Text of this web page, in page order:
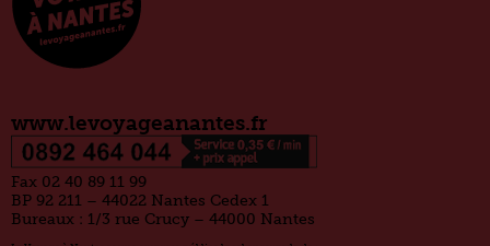
www.levoyageanantes.fr
Fax 02 40 89 11 99
BP 92 211 – 44022 Nantes Cedex 1
Bureaux : 1/3 rue Crucy – 44000 Nantes